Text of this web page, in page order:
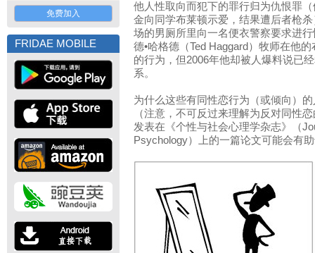
免费加入
FRIDAE MOBILE
他人性取向而犯下的罪行归为仇恨罪
金向同学布莱顿示爱，结果遭后者枪
场的男厕所里向一名便衣警察要求进
德•哈格德（Ted Haggard）牧师在他
的行为，但2006年他却被人爆料说已
系。
为什么这些有同性恋行为（或倾向）
（注意，不可反过来理解为反对同性
发表在《个性与社会心理学杂志》（
Psychology）上的一篇论文可能会有